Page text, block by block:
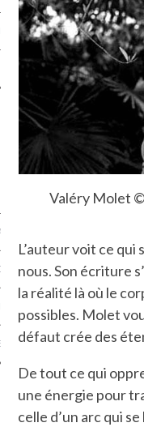
CARAVELLE
PODCAST
SUIVEZ-NOUS
Valéry Molet ©
L’auteur voit ce
nous. Son écriture
la réalité là où le
possibles. Molet
défaut crée des
De tout ce qui
une énergie pour
celle d’un arc qui